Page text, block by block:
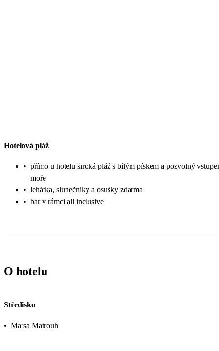
Hotelová pláž
• přímo u hotelu široká pláž s bílým pískem a pozvolný
moře
• lehátka, slunečníky a osušky zdarma
• bar v rámci all inclusive
O hotelu
Středisko
• Marsa Matrouh